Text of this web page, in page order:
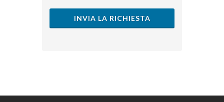
INVIA LA RICHIESTA